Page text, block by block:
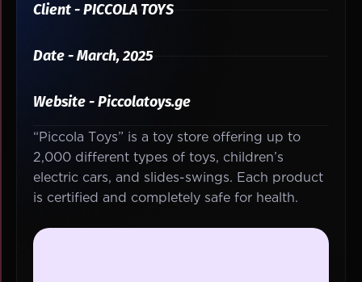
Client - PICCOLA TOYS
Date - March, 2025
Website - Piccolatoys.ge
“Piccola Toys” is a toy store offering up to
2,000 different types of toys, children’s
electric cars, and slides-swings. Each product
is certified and completely safe for health.